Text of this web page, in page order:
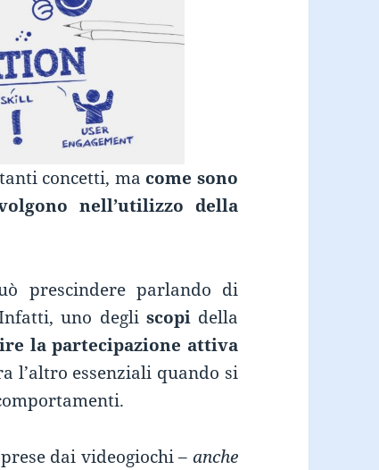
concetti, ma come sono
nell’utilizzo della
prescindere parlando di
uno degli scopidella
la partecipazione attiva
l’altro essenziali quando si
dai videogiochi – anche